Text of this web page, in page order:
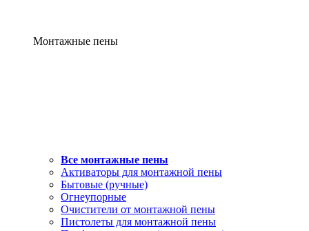
Монтажные пены
Все монтажные пены
Активаторы для монтажной пены
Бытовые (ручные)
Огнеупорные
Очистители от монтажной пены
Пистолеты для монтажной пены